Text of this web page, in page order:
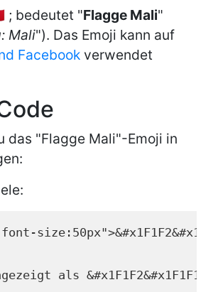
; bedeutet "Flagge Mali"
Mali"). Das Emoji kann auf
Facebook verwendet
das "Flagge Mali"-Emoji in
als &#x1F1F2&#x1F1F1